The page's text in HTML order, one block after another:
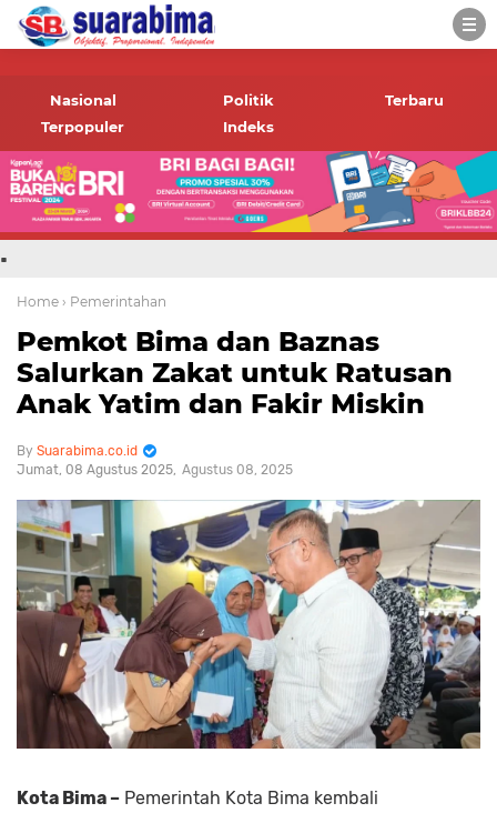
-->
informasi terbaru tentang
Bima dan daerah sekitar
Nasional Politik
Terbaru
Terpopuler
Indeks
.
Home › Pemerintahan
Pemkot Bima dan Baznas
Salurkan Zakat untuk Ratusan
Anak Yatim dan Fakir Miskin
Suarabima.co.id
Jumat, 08 Agustus 2025 Agustus 08, 2025
Kota Bima – Pemerintah Kota Bima kembali